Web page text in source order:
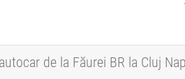
de la Făurei BR la Cluj